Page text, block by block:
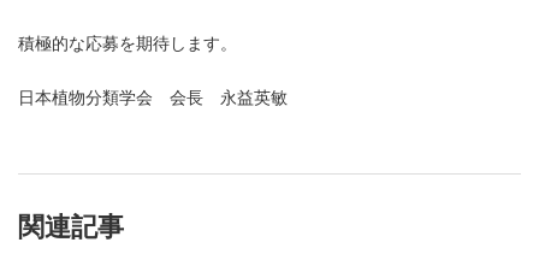
積極的な応募を期待します。
日本植物分類学会 会長 永益英敏
関連記事